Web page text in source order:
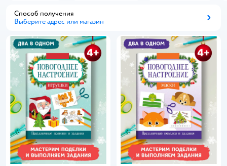
Способ получения
Выберите адрес или магазин